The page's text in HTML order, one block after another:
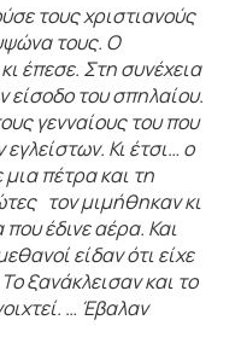
τους χριστιανούς
τους. Ο
έπεσε. Στη συνέχεια
του σπηλαίου.
γενναίους του που
Κι έτσι… ο
πέτρα και τη
τον μιμήθηκαν κι
έδινε αέρα. Και
είδαν ότι είχε
ξανάκλεισαν και το
… Έβαλαν